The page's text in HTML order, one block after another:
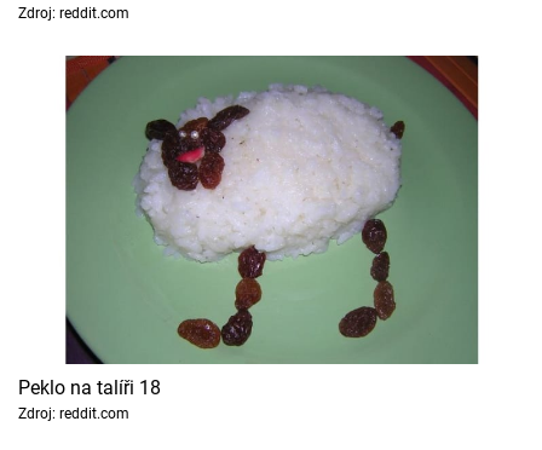
Zdroj: reddit.com
Peklo na talíři 18
Zdroj: reddit.com